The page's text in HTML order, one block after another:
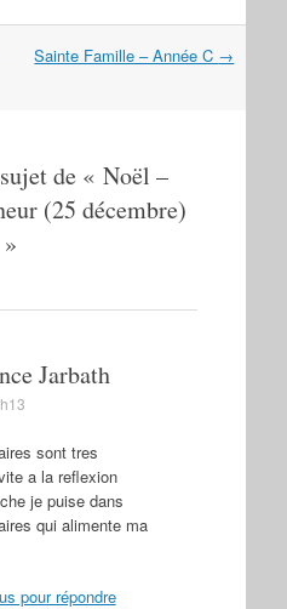
Sainte Famille – Année C →
de « Noël –
(25 décembre)
Jarbath
sont tres
a la reflexion
je puise dans
qui alimente ma
pour répondre